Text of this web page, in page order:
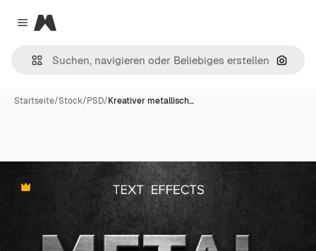
Close menu
Magnific
Nach
Startseite/Stock/PSD/Kreativer metallisch…
Premium